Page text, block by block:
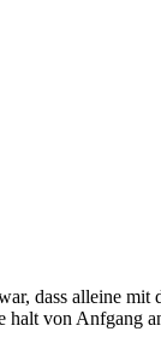
dass alleine mit
von Anfgang